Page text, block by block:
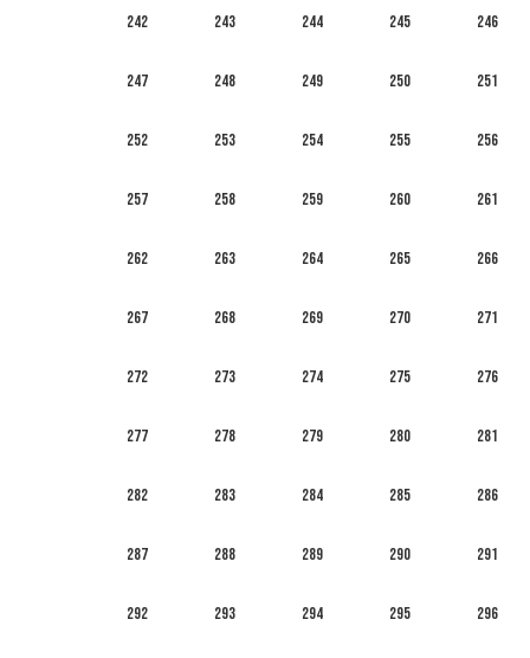
242 243 244 245 246
247 248 249 250 251
252 253 254 255 256
257 258 259 260 261
262 263 264 265 266
267 268 269 270 271
272 273 274 275 276
277 278 279 280 281
282 283 284 285 286
287 288 289 290 291
292 293 294 295 296